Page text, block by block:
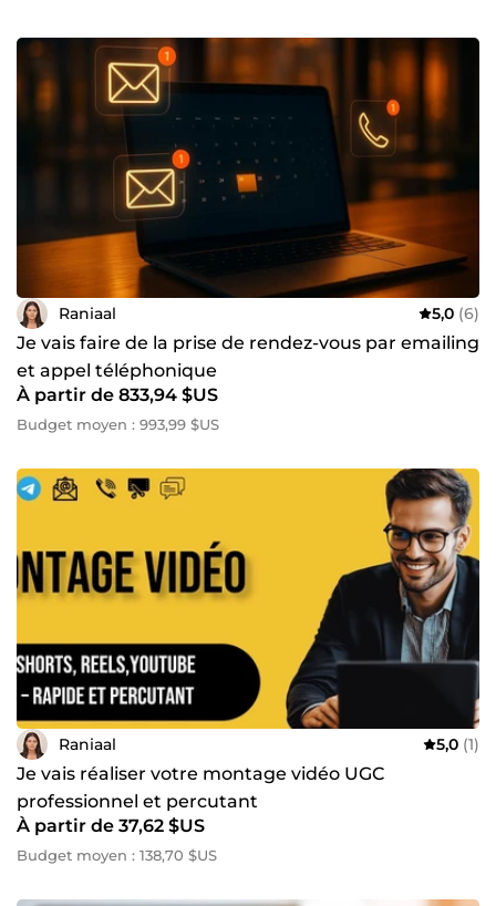
Raniaal 5,0 (6)
Je vais faire de la prise de rendez-vous par emailing
et appel téléphonique
À partir de 833,94 $US
Budget moyen : 993,99 $US
Raniaal 5,0 (1)
Je vais réaliser votre montage vidéo UGC
professionnel et percutant
À partir de 37,62 $US
Budget moyen : 138,70 $US